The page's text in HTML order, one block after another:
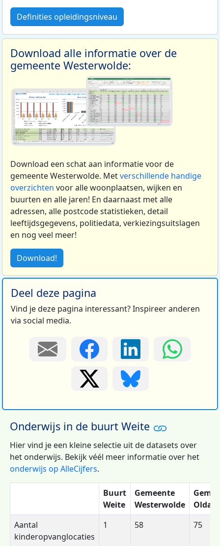
Definities opleidingsniveau
Download alle informatie over de
gemeente Westerwolde:
Download een schat aan informatie voor de
gemeente Westerwolde. Metverschillende handige
overzichten voor alle woonplaatsen, wijken en
buurten en alle jaren! En daarnaast met alle
adressen, alle postcode statistieken, detail
leeftijdsgegevens, politiedata, verkiezingsuitslagen
en nog veel meer!
Download!
Deel deze pagina
Vind je deze pagina interessant? Inspireer anderen
via social media.
Onderwijs in de buurt Weite
Hier vind je een kleine selectie uit de datasets over
het onderwijs. Bekijk véél meer informatie over het
onderwijs op AlleCijfers.
Buurt
Weite
Gemeente
Westerwolde
Aantal
kinderopvanglocaties
1 58 75